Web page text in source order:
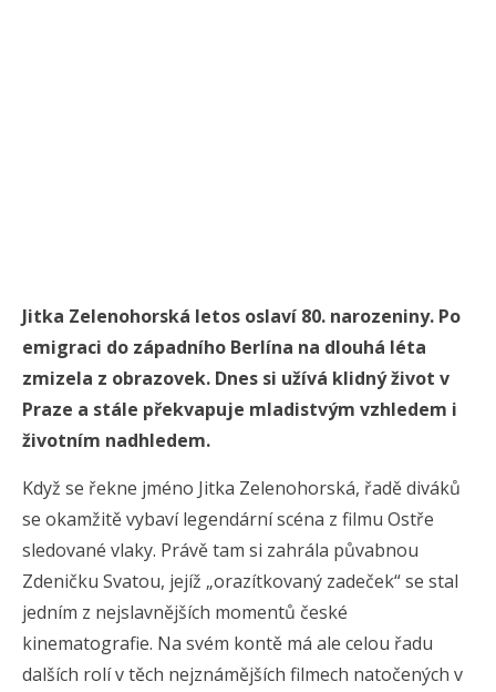
Jitka Zelenohorská letos oslaví 80. narozeniny. Po
emigraci do západního Berlína na dlouhá léta
zmizela z obrazovek. Dnes si užívá klidný život v
Praze a stále překvapuje mladistvým vzhledem i
životním nadhledem.
Když se řekne jméno Jitka Zelenohorská, řadě diváků
se okamžitě vybaví legendární scéna z filmu Ostře
sledované vlaky. Právě tam si zahrála půvabnou
Zdeničku Svatou, jejíž „orazítkovaný zadeček“ se stal
jedním z nejslavnějších momentů české
kinematografie. Na svém kontě má ale celou řadu
dalších rolí v těch nejznámějších filmech natočených v